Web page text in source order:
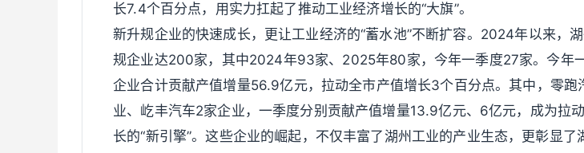
长7.4个百分点，用实力扛起了推动工业经济增长的“大旗”。
新升规企业的快速成长，更让工业经济的“蓄水池”不断扩容。2024年以来，
规企业达200家，其中2024年93家、2025年80家，今年一季度27家。今年
企业合计贡献产值增量56.9亿元，拉动全市产值增长3个百分点。其中，零跑
业、屹丰汽车2家企业，一季度分别贡献产值增量13.9亿元、6亿元，成为拉
长的“新引擎”。这些企业的崛起，不仅丰富了湖州工业的产业生态，更彰显了